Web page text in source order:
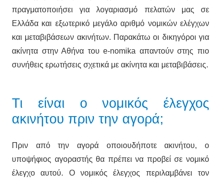
πραγματοποιήσει για λογαριασμό πελατών μας σε
Ελλάδα και εξωτερικό μεγάλο αριθμό νομικών ελέγχων
και μεταβιβάσεων ακινήτων. Παρακάτω οι δικηγόροι για
ακίνητα στην Αθήνα του e-nomika απαντούν στης πιο
συνήθεις ερωτήσεις σχετικά με ακίνητα και μεταβιβάσεις.
Τι είναι ο νομικός έλεγχος
ακινήτου πριν την αγορά;
Πριν από την αγορά οποιουδήποτε ακινήτου, ο
υποψήφιος αγοραστής θα πρέπει να προβεί σε νομικό
έλεγχο αυτού. Ο νομικός έλεγχος περιλαμβάνει τον